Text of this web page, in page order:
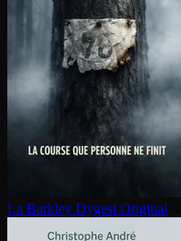
La Barkley Dygest Original